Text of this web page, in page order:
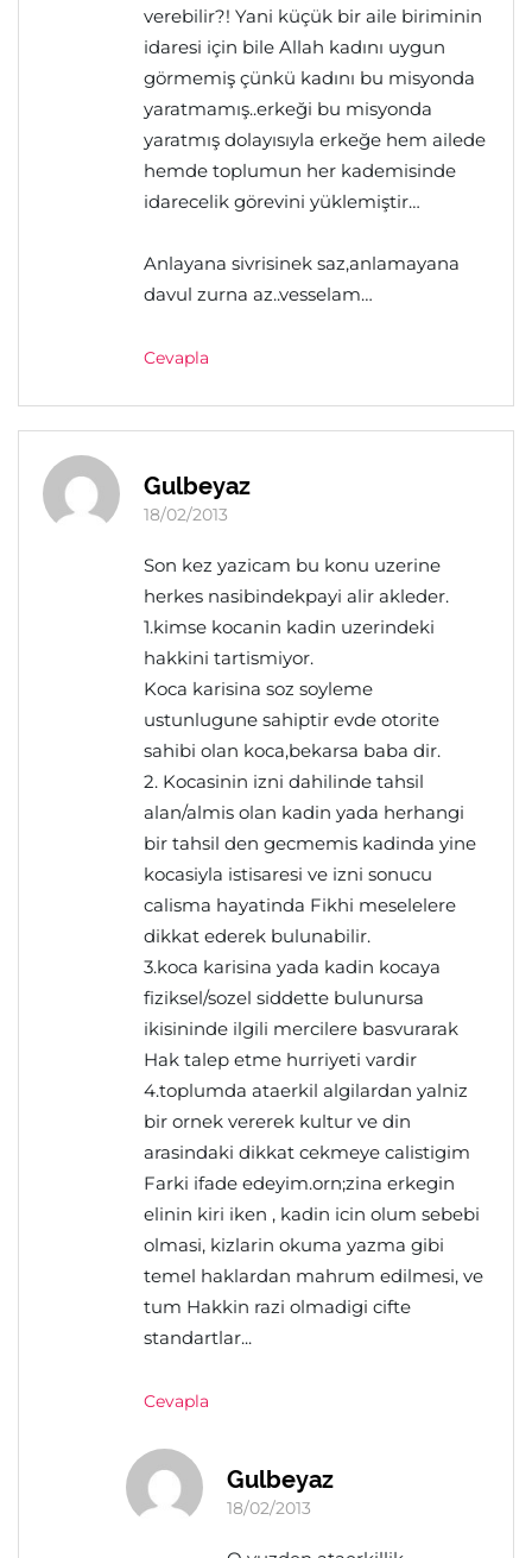
verebilir?! Yani küçük bir aile biriminin
idaresi için bile Allah kadını uygun
görmemiş çünkü kadını bu misyonda
yaratmamış..erkeği bu misyonda
yaratmış dolayısıyla erkeğe hem ailede
hemde toplumun her kademisinde
idarecelik görevini yüklemiştir…
Anlayana sivrisinek saz,anlamayana
davul zurna az..vesselam…
Cevapla
Gulbeyaz
18/02/2013
Son kez yazicam bu konu uzerine
herkes nasibindekpayi alir akleder.
1.kimse kocanin kadin uzerindeki
hakkini tartismiyor.
Koca karisina soz soyleme
ustunlugune sahiptir evde otorite
sahibi olan koca,bekarsa baba dir.
2. Kocasinin izni dahilinde tahsil
alan/almis olan kadin yada herhangi
bir tahsil den gecmemis kadinda yine
kocasiyla istisaresi ve izni sonucu
calisma hayatinda Fikhi meselelere
dikkat ederek bulunabilir.
3.koca karisina yada kadin kocaya
fiziksel/sozel siddette bulunursa
ikisininde ilgili mercilere basvurarak
Hak talep etme hurriyeti vardir
4.toplumda ataerkil algilardan yalniz
bir ornek vererek kultur ve din
arasindaki dikkat cekmeye calistigim
Farki ifade edeyim.orn;zina erkegin
elinin kiri iken , kadin icin olum sebebi
olmasi, kizlarin okuma yazma gibi
temel haklardan mahrum edilmesi, ve
tum Hakkin razi olmadigi cifte
standartlar...
Cevapla
Gulbeyaz
18/02/2013